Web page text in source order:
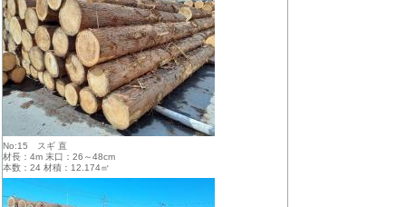
No:15 スギ 直
材長：4m 末口：26～48cm
本数：24 材積：12.174㎥